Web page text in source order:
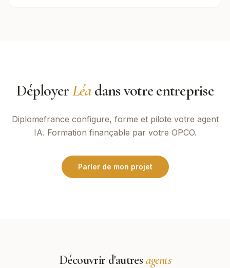
DéployerLéadans votre entreprise
Diplomefrance configure, forme et pilote votre agent
IA. Formation finançable par votre OPCO.
Parler de mon projet
Découvrir d'autres agents